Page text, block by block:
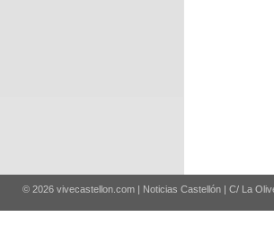
© 2026 vivecastellon.com | Noticias Castellón | C/ La